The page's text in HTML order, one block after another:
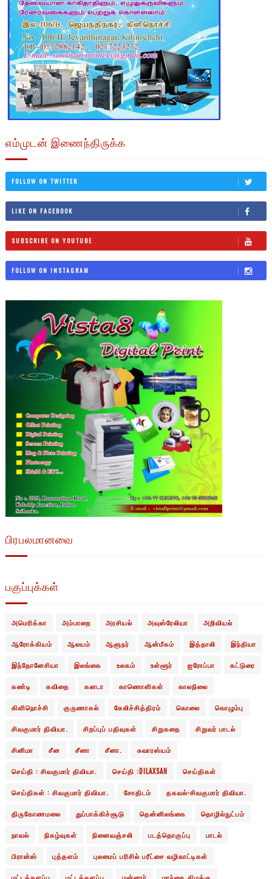
எம்முடன் இணைந்திருக்க
FOLLOW ON TWITTER
LIKE ON FACEBOOK
SUBSCRIBE ON YOUTUBE
FOLLOW ON INSTAGRAM
பிரபலமானவை
பகுப்புக்கள்
அமெரிக்கா அம்பாறை அரசியல் அவுஸ்ரேலியா அறிவியல்
ஆரோக்கியம் ஆலயம் ஆளுநர் ஆன்மீகம் இத்தாலி இந்தியா
இந்தோனேசியா இலங்கை உலகம் உள்ளூர் ஐரோப்பா கட்டுரை
கண்டி கவிதை கனடா காணொளிகள் காலநிலை
கிளிநொச்சி குருணாகல் கேலிச்சித்திரம் கொலை கொழும்பு
சிவகுமார் திவியா. சிறப்புப் பதிவுகள் சிறுகதை சிறுவர் பாடல்
சினிமா சீன சீனா சீனா. சுவாரஸ்யம்
செய்தி : சிவகுமார் திவியா. செய்தி :DILAXSAN செய்திகள்
செய்திகள் : சிவகுமார் திவியா. சோதிடம் தகவல்-சிவகுமார் திவியா.
திருகோணமலை துப்பாக்கிச்சூடு தென்னிலங்கை தொழில்நுட்பம்
நாவல் நிகழ்வுகள் நினைவஞ்சலி படத்தொகுப்பு பாடல்
பிரான்ஸ் புத்தளம் புலமைப் பரிசில் பரீட்சை வழிகாட்டிகள்